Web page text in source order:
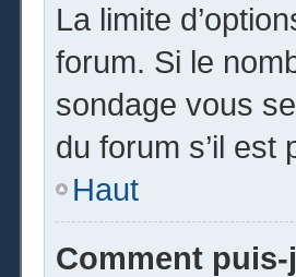
La limite
forum. Si le
sondage vous
du forum s’il est
Haut
Comment